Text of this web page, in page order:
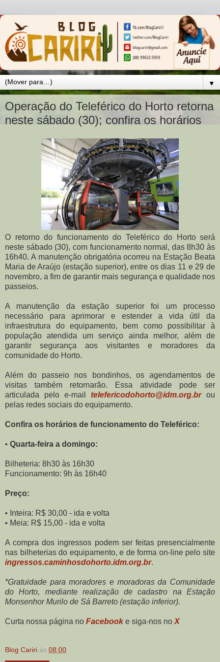
▼
Operação do Teleférico do Horto retorna
neste sábado (30); confira os horários
O retorno do funcionamento do Teleférico do Horto será
neste sábado (30), com funcionamento normal, das 8h30 às
16h40. A manutenção obrigatória ocorreu na Estação Beata
Maria de Araújo (estação superior), entre os dias 11 e 29 de
novembro, a fim de garantir mais segurança e qualidade nos
passeios.
A manutenção da estação superior foi um processo
necessário para aprimorar e estender a vida útil da
infraestrutura do equipamento, bem como possibilitar à
população atendida um serviço ainda melhor, além de
garantir segurança aos visitantes e moradores da
comunidade do Horto.
Além do passeio nos bondinhos, os agendamentos de
visitas também retornarão. Essa atividade pode ser
articulada pelo e-mail telefericodohorto@idm.org.brou
pelas redes sociais do equipamento.
Confira os horários de funcionamento do Teleférico:
• Quarta-feira a domingo:
Bilheteria: 8h30 às 16h30
Funcionamento: 9h às 16h40
Preço:
• Inteira: R$ 30,00 - ida e volta
• Meia: R$ 15,00 - ida e volta
A compra dos ingressos podem ser feitas presencialmente
nas bilheterias do equipamento, e de forma on-line pelo site
ingressos.caminhosdohorto.idm.org.br.
*Gratuidade para moradores e moradoras da Comunidade
do Horto, mediante realização de cadastro na Estação
Monsenhor Murilo de Sá Barreto (estação inferior).
Curta nossa página no Facebooke siga-nos no X
Blog Cariri às 08:00